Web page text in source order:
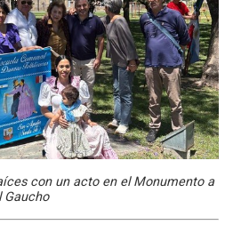
con un acto en el Monumento a
Gaucho